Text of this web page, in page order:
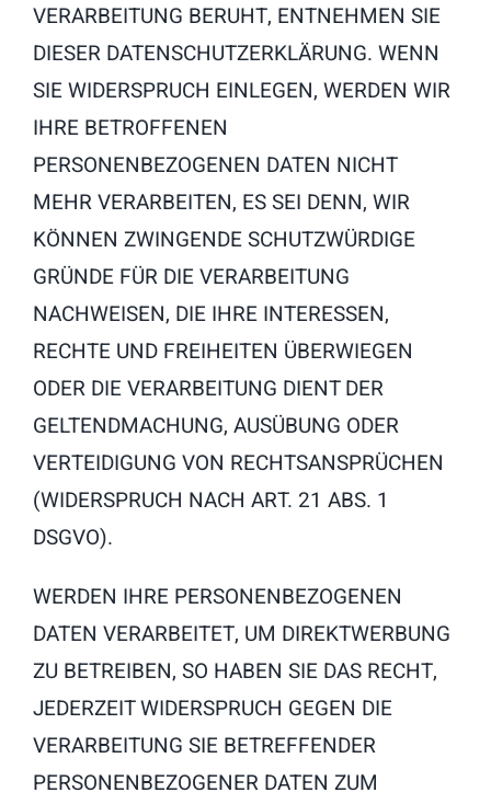
VERARBEITUNG BERUHT, ENTNEHMEN SIE
DIESER DATENSCHUTZERKLÄRUNG. WENN
SIE WIDERSPRUCH EINLEGEN, WERDEN WIR
IHRE BETROFFENEN
PERSONENBEZOGENEN DATEN NICHT
MEHR VERARBEITEN, ES SEI DENN, WIR
KÖNNEN ZWINGENDE SCHUTZWÜRDIGE
GRÜNDE FÜR DIE VERARBEITUNG
NACHWEISEN, DIE IHRE INTERESSEN,
RECHTE UND FREIHEITEN ÜBERWIEGEN
ODER DIE VERARBEITUNG DIENT DER
GELTENDMACHUNG, AUSÜBUNG ODER
VERTEIDIGUNG VON RECHTSANSPRÜCHEN
(WIDERSPRUCH NACH ART. 21 ABS. 1
DSGVO).
WERDEN IHRE PERSONENBEZOGENEN
DATEN VERARBEITET, UM DIREKTWERBUNG
ZU BETREIBEN, SO HABEN SIE DAS RECHT,
JEDERZEIT WIDERSPRUCH GEGEN DIE
VERARBEITUNG SIE BETREFFENDER
PERSONENBEZOGENER DATEN ZUM